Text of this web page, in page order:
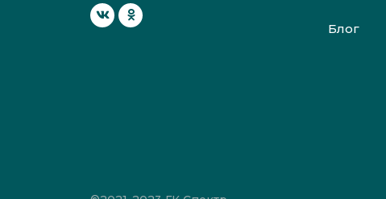
Блог